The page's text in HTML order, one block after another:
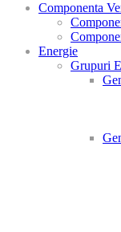
Componenta
Energie
Grupuri